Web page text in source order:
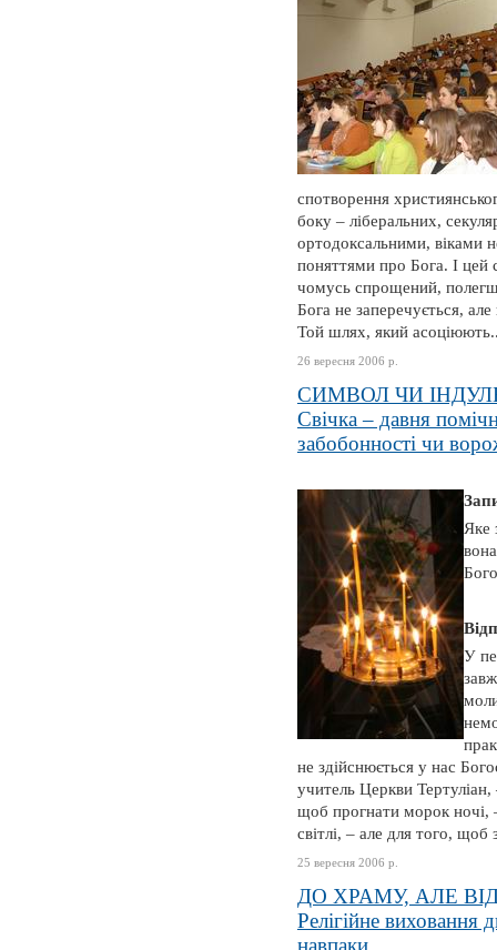
спотворення
боку – ліберальних,
ортодоксальними, віками
поняттями про Бога. І цей
чомусь спрощений,
Бога не заперечується,
Той шлях, який
26 вересня 2006 р.
СИМВОЛ ЧИ
Свічка – давня
забобонності чи
Яке
У
не здійснюється у нас
учитель Церкви Тертуліан,
щоб прогнати морок ночі,
світлі, – але для того, щоб
25 вересня 2006 р.
ДО ХРАМУ, АЛЕ
Релігійне
навпаки